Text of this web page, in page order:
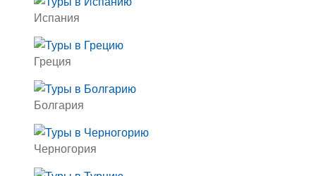
Испания
Греция
Болгария
Черногория